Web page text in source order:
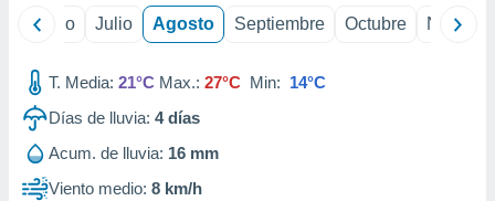
1199
Junio Julio Agosto Septiembre Octubre
T. Media: 21°C Max.: 27°C Min: 14°C
Días de lluvia: 4días
Acum. de lluvia: 16 mm
Viento medio: 8 km/h